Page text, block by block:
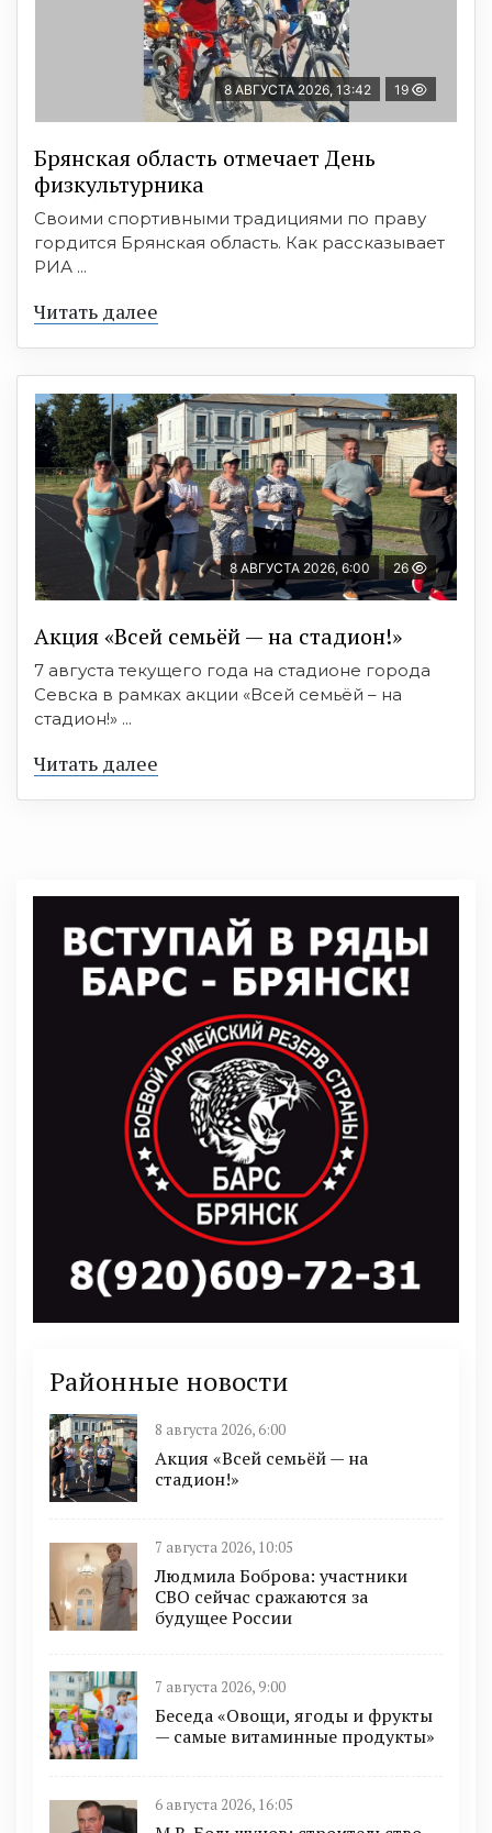
8 АВГУСТА 2026, 13:42 19
Брянская область отмечает День
физкультурника
Своими спортивными традициями по праву
гордится Брянская область. Как рассказывает
РИА ...
Читать далее
8 АВГУСТА 2026, 6:00 26
Акция «Всей семьёй — на стадион!»
7 августа текущего года на стадионе города
Севска в рамках акции «Всей семьёй – на
стадион!» ...
Читать далее
Районные новости
8 августа 2026, 6:00
Акция «Всей семьёй — на
стадион!»
7 августа 2026, 10:05
Людмила Боброва: участники
СВО сейчас сражаются за
будущее России
7 августа 2026, 9:00
Беседа «Овощи, ягоды и фрукты
— самые витаминные продукты»
6 августа 2026, 16:05